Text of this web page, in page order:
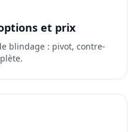
et prix
blindage : pivot, contre-